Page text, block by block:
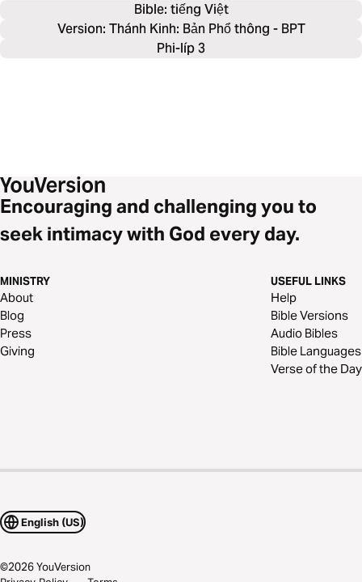
Bible: tiếng Việt
Version: Thánh Kinh: Bản Phổ thông - BPT
Phi-líp 3
Encouraging and challenging you to
seek intimacy with God every day.
MINISTRY
About
Blog
Press
Giving
USEFUL LINKS
Help
Bible Versions
Audio Bibles
Bible Languages
Verse of the Day
English (US)
©2026YouVersion